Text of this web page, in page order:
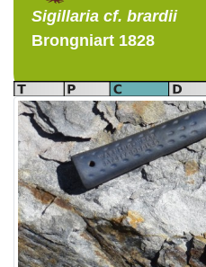
Sigillaria cf. brardii
Brongniart 1828